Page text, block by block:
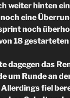
weiter hinten
eine
noch
18
dagegen das
um Runde an
fiel